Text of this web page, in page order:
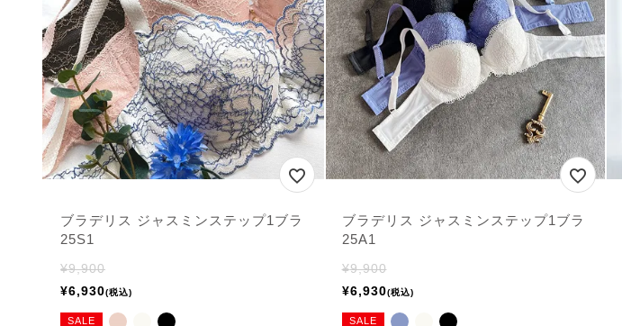
ブラデリス ジャスミンステップ1ブラ
25S1
¥9,900
¥6,930 税込
SALE
ブラデリス ジャスミンステップ1ブラ
25A1
¥9,900
¥6,930 税込
SALE